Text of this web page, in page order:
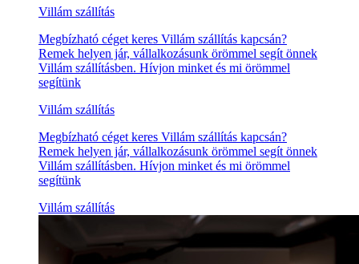
Villám szállítás
Megbízható céget keres Villám szállítás kapcsán?
Remek helyen jár, vállalkozásunk örömmel segít önnek
Villám szállításben. Hívjon minket és mi örömmel
segítünk
Villám szállítás
Megbízható céget keres Villám szállítás kapcsán?
Remek helyen jár, vállalkozásunk örömmel segít önnek
Villám szállításben. Hívjon minket és mi örömmel
segítünk
Villám szállítás